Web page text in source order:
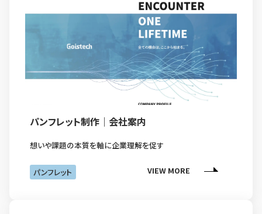
パンフレット制作｜会社案内
想いや課題の本質を軸に企業理解を促す
パンフレット VIEW MORE